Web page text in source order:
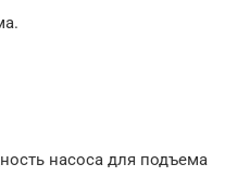
насоса для подъема